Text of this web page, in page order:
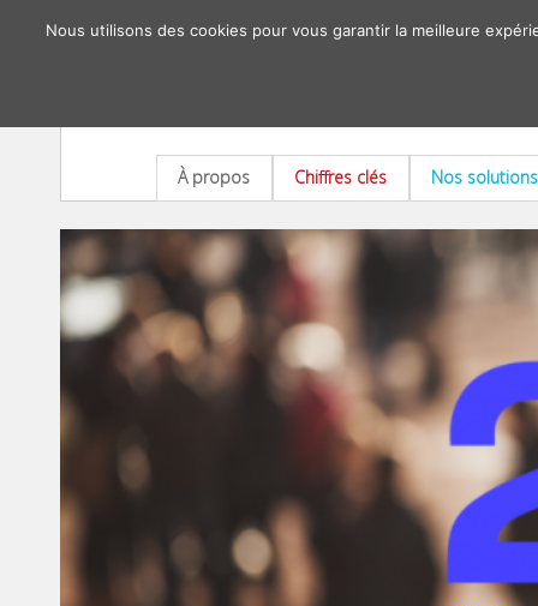
À propos Chiffres clés Nos solutions
Nous utilisons des cookies pour vous garantir la meilleure